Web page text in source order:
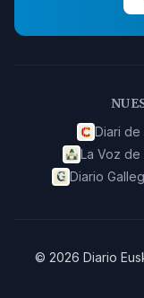
Diari de
La Voz de
Diario
© 2026 Diario